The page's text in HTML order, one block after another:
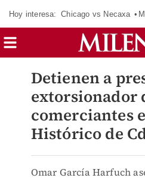
Hoy interesa: Chicago vs Necaxa
Detienen a
extorsionador
comerciantes
Histórico de
Omar García Harfuch